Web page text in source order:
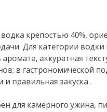
водка крепостью 40%,
Для категории
аккуратная
в гастрономической
правильная закуска .
для камерного ужина,